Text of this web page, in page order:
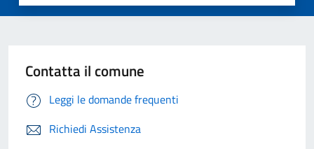
Contatta il comune
Leggi le domande frequenti
Richiedi Assistenza